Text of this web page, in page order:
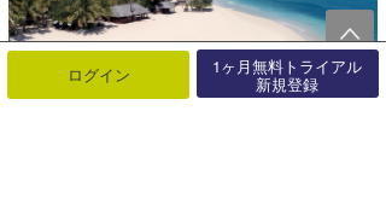
ログイン 1ヶ月無料トライアル
新規登録